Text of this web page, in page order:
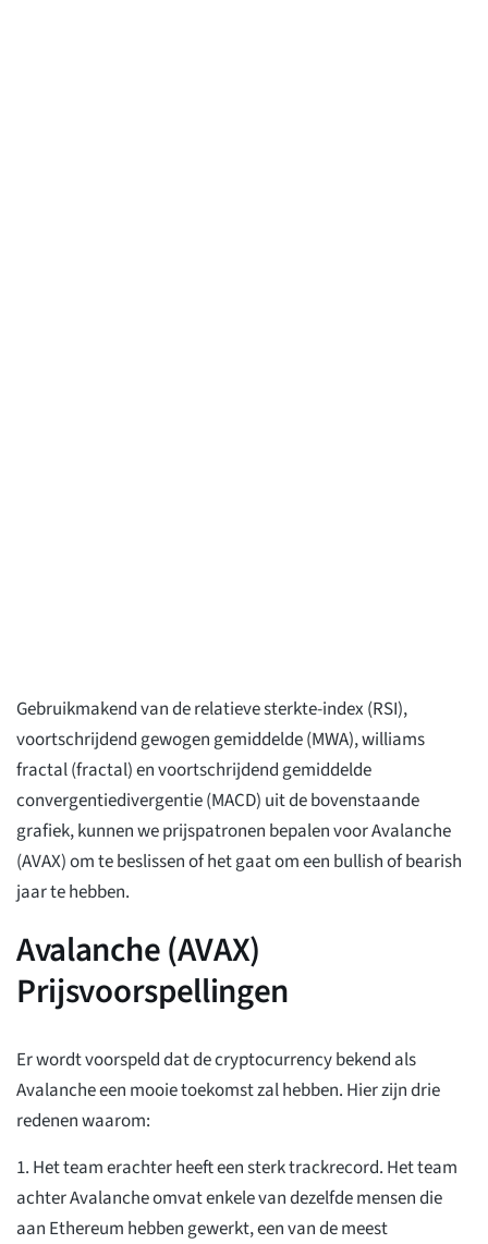
Gebruikmakend van de relatieve sterkte-index (RSI),
voortschrijdend gewogen gemiddelde (MWA), williams
fractal (fractal) en voortschrijdend gemiddelde
convergentiedivergentie (MACD) uit de bovenstaande
grafiek, kunnen we prijspatronen bepalen voor Avalanche
(AVAX) om te beslissen of het gaat om een bullish of bearish
jaar te hebben.
Avalanche (AVAX)
Prijsvoorspellingen
Er wordt voorspeld dat de cryptocurrency bekend als
Avalanche een mooie toekomst zal hebben. Hier zijn drie
redenen waarom:
1. Het team erachter heeft een sterk trackrecord. Het team
achter Avalanche omvat enkele van dezelfde mensen die
aan Ethereum hebben gewerkt, een van de meest